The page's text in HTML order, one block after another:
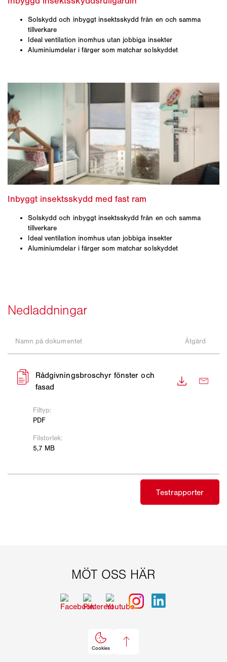
Solskydd och inbyggt insektsskydd från en och samma
tillverkare
Ideal ventilation inomhus utan jobbiga insekter
Aluminiumdelar i färger som matchar solskyddet
Solskydd och inbyggt insektsskydd från en och samma
tillverkare
Ideal ventilation inomhus utan jobbiga insekter
Aluminiumdelar i färger som matchar solskyddet